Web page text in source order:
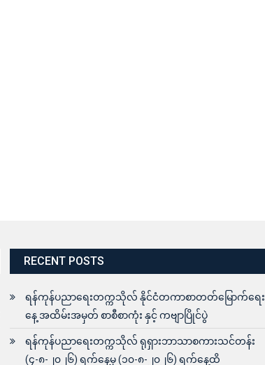
RECENT POSTS
ရန်ကုန်ပညာရေးတက္ကသိုလ် နိုင်ငံတကာစာတတ်မြောက်ရေး
နေ့ အထိမ်းအမှတ် စာစီစာကုံး နှင့် ကဗျာပြိုင်ပွဲ
ရန်ကုန်ပညာရေးတက္ကသိုလ် ရုရှားဘာသာစကားသင်တန်း
(၄-၈-၂၀၂၆) ရက်နေ့မှ (၁၀-၈-၂၀၂၆) ရက်နေ့ထိ